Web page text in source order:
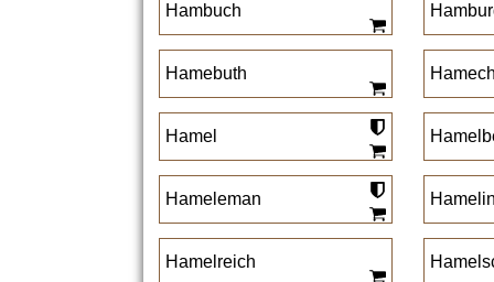
Hambuch
Hamebuth
Hamel
Hameleman
Hamelreich